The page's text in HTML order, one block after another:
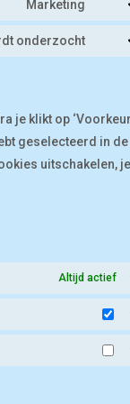
Marketing
onderzocht
je klikt op
geselecteerd in de
uitschakelen, je
Altijd actief